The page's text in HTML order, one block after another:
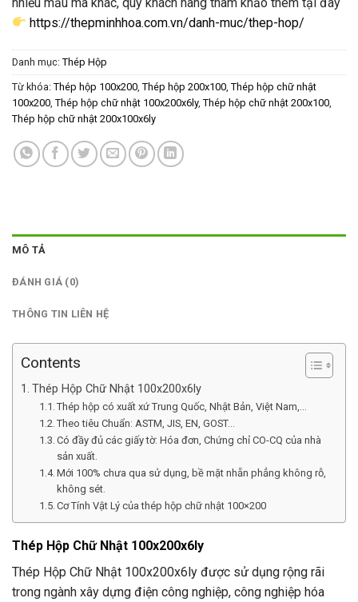
https://thepminhhoa.com.vn/danh-muc/thep-hop/
Danh mục: Thép Hộp
Từ khóa: Thép hộp 100x200 Thép hộp 200x100 Thép hộp chữ nhật
100x200 Thép hộp chữ nhật 100x200x6ly, Thép hộp chữ nhật 200x100
Thép hộp chữ nhật 200x100x6ly
MÔ TẢ
ĐÁNH GIÁ (0)
THÔNG TIN LIÊN HỆ
Contents
Thép Hộp Chữ Nhật 100x200x6ly
Thép hộp có xuất xứ Trung Quốc, Nhật Bản, Việt Nam,…
Theo tiêu Chuẩn: ASTM, JIS, EN, GOST…
Có đầy đủ các giấy tờ: Hóa đơn, Chứng chỉ CO-CQ của nhà
sản xuất.
Mới 100% chưa qua sử dụng, bề mặt nhẵn phẳng không rỗ,
không sét.
Cơ Tính Vật Lý của thép hộp chữ nhật 100×200
Thép Hộp Chữ Nhật 100x200x6ly
Thép Hộp Chữ Nhật 100x200x6ly được sử dụng rộng rãi
trong ngành xây dựng điện công nghiệp, công nghiệp hóa